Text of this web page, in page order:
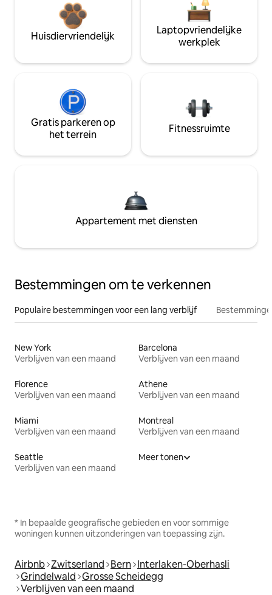
Huisdiervriendelijk
Laptopvriendelijke
werkplek
Gratis parkeren op
het terrein
Fitnessruimte
Appartement met diensten
Bestemmingen om te verkennen
Populaire bestemmingen voor een lang verblijf
New York
Verblijven van een maand
Barcelona
Verblijven van een maand
Florence
Verblijven van een maand
Athene
Verblijven van een maand
Miami
Verblijven van een maand
Montreal
Verblijven van een maand
Seattle
Verblijven van een maand
Meer tonen
* In bepaalde geografische gebieden en voor sommige
woningen kunnen uitzonderingen van toepassing zijn.
Airbnb Zwitserland Bern Interlaken-Oberhasli
Grindelwald Grosse Scheidegg
Verblijven van een maand